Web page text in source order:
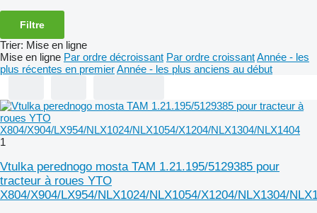
Filtre
Trier: Mise en ligne
Mise en ligne Par ordre décroissant Par ordre croissantAnnée - les
plus récentes en premierAnnée - les plus anciens au début
1
Vtulka perednogo mosta TAM 1.21.195/5129385 pour
tracteur à roues YTO
X804/X904/LX954/NLX1024/NLX1054/X1204/NLX1304/